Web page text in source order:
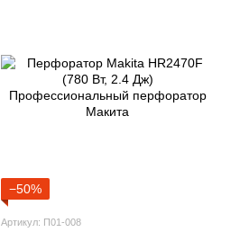
−50%
Артикул: П01-008